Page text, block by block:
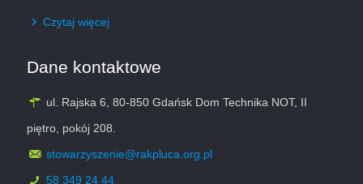
Czytaj więcej
Dane kontaktowe
ul. Rajska 6, 80-850 Gdańsk Dom Technika NOT, II
piętro, pokój 208.
stowarzyszenie@rakpluca.org.pl
58 349 24 44